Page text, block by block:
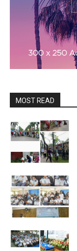
MOST READ